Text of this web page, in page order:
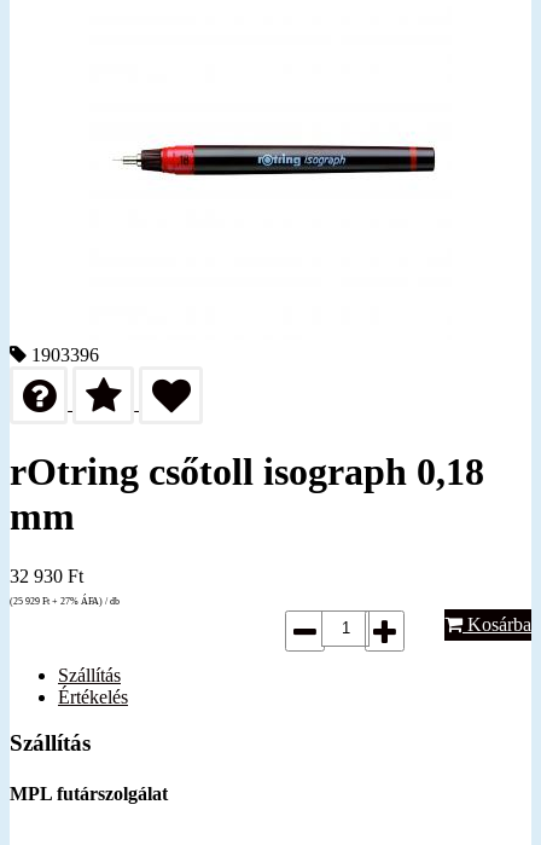
1903396
rOtring csőtoll isograph 0,18
mm
32 930 Ft
(25 929 Ft + 27% ÁFA) / db
Kosárba
Szállítás
Értékelés
Szállítás
MPL futárszolgálat